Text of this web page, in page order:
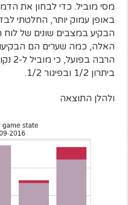
מסי מוביל. כדי לבחון את
באופן עמוק יותר, החלטתי
האלה, כמה שערים הם
ביתרון 1/2 ובפיגור 1/2.
ולהלן התוצאה